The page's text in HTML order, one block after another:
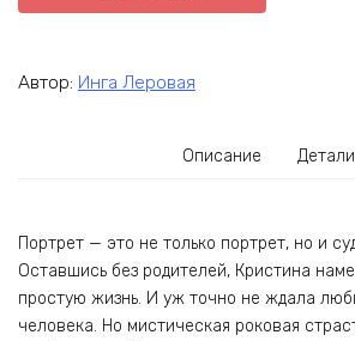
Автор: Инга Леровая
Описание Детали
Портрет — это не только портрет, но и
Оставшись без родителей, Кристина
простую жизнь. И уж точно не ждала
человека. Но мистическая роковая